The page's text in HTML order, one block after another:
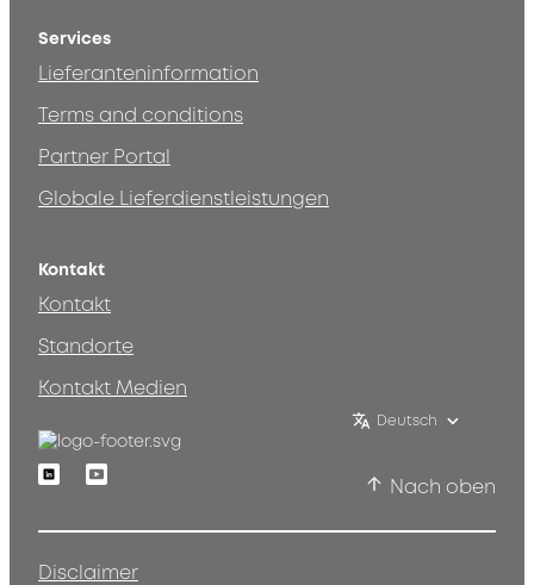
Services
Lieferanteninformation
Terms and conditions
Partner Portal
Globale Lieferdienstleistungen
Kontakt
Kontakt
Standorte
Kontakt Medien
Deutsch
LinkedinYoutube
Nach oben
Disclaimer